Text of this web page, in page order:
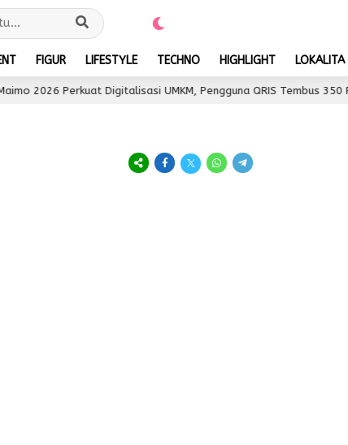
FIGUR LIFESTYLE TECHNO HIGHLIGHT LOKALITA
2026 Perkuat Digitalisasi UMKM, Pengguna QRIS Tembus 350 Ribu